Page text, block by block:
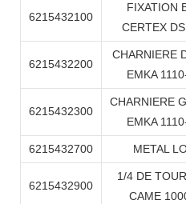
6215432100
FIXATION
CERTEX
6215432200
CHARNIERE
EMKA
6215432300
CHARNIERE
EMKA
6215432700 METAL
6215432900
1/4 DE
CAME